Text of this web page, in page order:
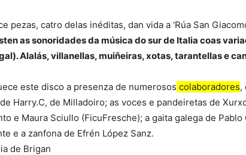
pezas, catro delas inéditas, dan vida a ‘Rúa San
as sonoridades da música do sur de Italia coas
Alalás, villanellas, muiñeiras, xotas, tarantellas e
este disco a presenza de numerosos colaboradores,
Harry.C, de Milladoiro; as voces e pandeiretas de
e Maura Sciullo (FicuFresche); a gaita galega de
e a zanfona de Efrén López Sanz.
de Brigan